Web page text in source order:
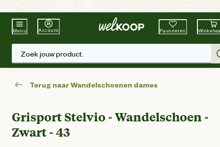
Beste WinkelketenTuin & Dier
Menu Account Favorieten
Zoek jouw product.
Terug naar Wandelschoenen dames
Grisport Stelvio - Wandelschoen -
Zwart - 43